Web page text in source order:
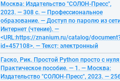
Москва: Издательство "СОЛОН-Пресс",
2023. — 308 с. — Профессиональное
образование. — Доступ по паролю из
Интернет (чтение). —
<URL:https://znanium.ru/catalog/
id=457108>. — Текст: электронный
Гаско, Рик. Простой Python просто с
Практическое пособие. — 1. — Москва:
Издательство "СОЛОН-Пресс", 2023. —